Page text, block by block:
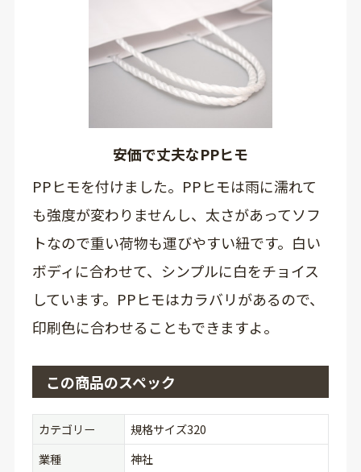
安価で丈夫なPPヒモ
PPヒモを付けました。PPヒモは雨に濡れて
も強度が変わりませんし、太さがあってソフ
トなので重い荷物も運びやすい紐です。白い
ボディに合わせて、シンプルに白をチョイス
しています。PPヒモはカラバリがあるので、
印刷色に合わせることもできますよ。
この商品のスペック
カテゴリー
規格サイズ320
業種
神社